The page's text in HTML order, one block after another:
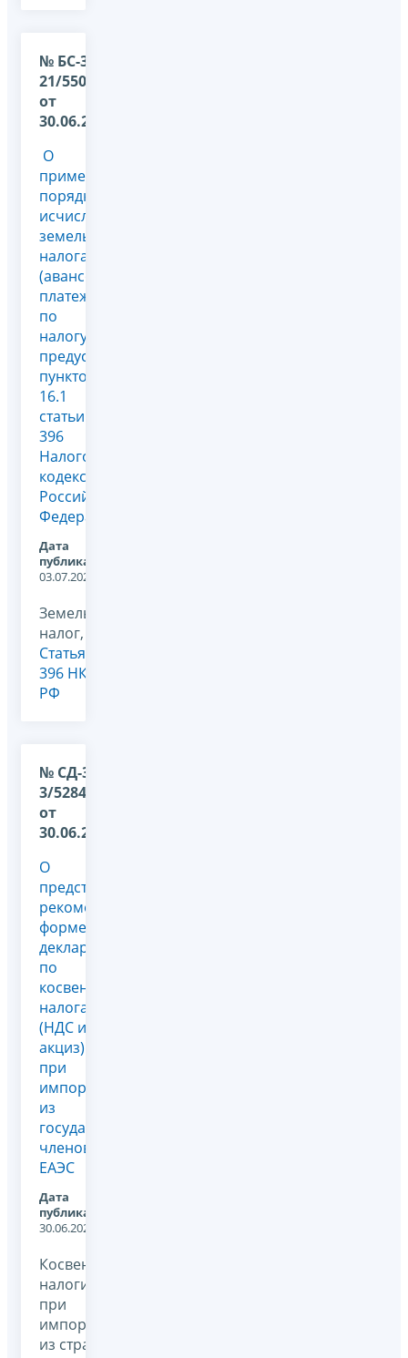
№ БС-36-
21/5505@
от
30.06.2026
О
применении
порядка
исчисления
земельного
налога
(авансовых
платежей
по
налогу),
предусмотренного
пунктом
16.1
статьи
396
Налогового
кодекса
Российской
Федерации
Дата
публикации:
03.07.2026
Земельный
налог,
Статья
396 НК
РФ
№ СД-36-
3/5284@
от
30.06.2026
О
представлении
рекомендованной
форме
декларации
по
косвенным
налогам
(НДС и
акциз)
при
импорте
из
государств-
членов
ЕАЭС
Дата
публикации:
30.06.2026
Косвенные
налоги
при
импорте
из стран